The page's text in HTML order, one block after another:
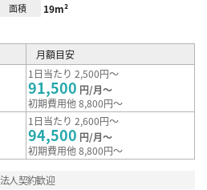
面積 19m²
月額目安
1日当たり 2,500円～
91,500 円/月～
初期費用他 8,800円～
1日当たり 2,600円～
94,500 円/月～
初期費用他 8,800円～
法人契約歓迎